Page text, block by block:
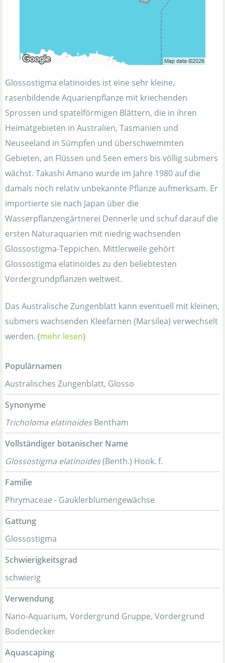
Glossostigma elatinoides ist eine sehr kleine,
rasenbildende Aquarienpflanze mit kriechenden
Sprossen und spatelförmigen Blättern, die in ihren
Heimatgebieten in Australien, Tasmanien und
Neuseeland in Sümpfen und überschwemmten
Gebieten, an Flüssen und Seen emers bis völlig submers
wächst. Takashi Amano wurde im Jahre 1980 auf die
damals noch relativ unbekannte Pflanze aufmerksam. Er
importierte sie nach Japan über die
Wasserpflanzengärtnerei Dennerle und schuf darauf die
ersten Naturaquarien mit niedrig wachsenden
Glossostigma-Teppichen. Mittlerweile gehört
Glossostigma elatinoides zu den beliebtesten
Vordergrundpflanzen weltweit.
Das Australische Zungenblatt kann eventuell mit kleinen,
submers wachsenden Kleefarnen (Marsilea) verwechselt
werden. (mehr lesen)
Populärnamen
Australisches Zungenblatt, Glosso
Synonyme
Tricholoma elatinoidesBentham
Vollständiger botanischer Name
Glossostigma elatinoides(Benth.) Hook. f.
Familie
Phrymaceae - Gauklerblumengewächse
Gattung
Glossostigma
Schwierigkeitsgrad
schwierig
Verwendung
Nano-Aquarium, Vordergrund Gruppe, Vordergrund
Bodendecker
Aquascaping